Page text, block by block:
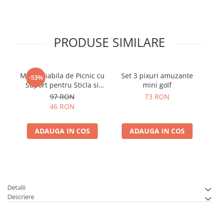
PRODUSE SIMILARE
-53%
Masa Pliabila de Picnic cu
Suport pentru Sticla si
Pahare
97 RON
46 RON
ADAUGA IN COS
Set 3 pixuri amuzante
mini golf
73 RON
ADAUGA IN COS
Detalii
Descriere